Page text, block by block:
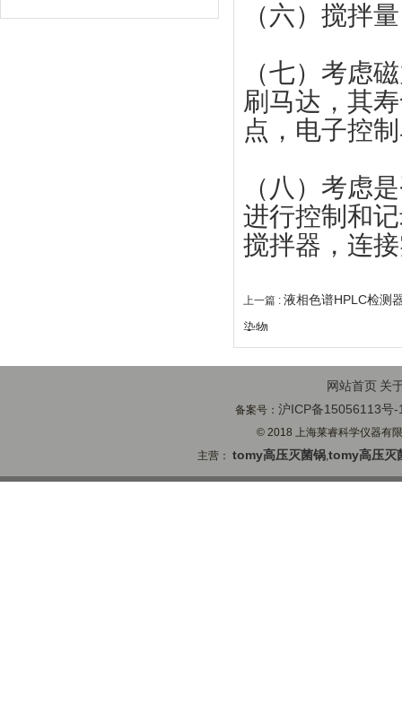
（六）搅拌
（七）考虑
刷马达，其
点，电子控
（八）考虑
进行控制和
搅拌器，连
上一篇 : 液相色谱HPLC检测
染物
网站首页 关
备案号：沪ICP备15056113号-
© 2018 上海莱睿科学仪器有
主营：tomy高压灭菌锅,tomy高压灭